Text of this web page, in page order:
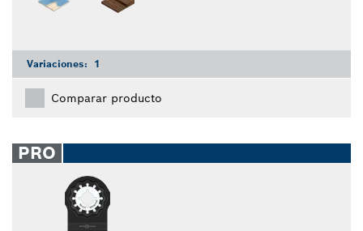
Variaciones: 1
Comparar producto
PRO